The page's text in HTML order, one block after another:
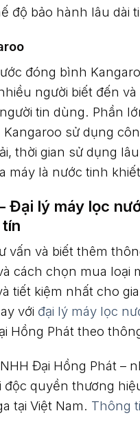
độ bảo hành lâu dài
đóng bình
người biết đến và
tin dùng. Phần
Kangaroo sử dụng
thời gian sử dụng
máy là nước tinh
Đại lý máy lọc
vấn và biết thêm
cách chọn mua loại
tiết kiệm nhất cho
với đại lý máy lọc
Hồng Phát theo
Đại Hồng Phát –
độc quyền thương
tại Việt Nam. Thông